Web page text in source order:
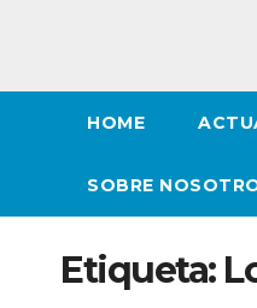
HOME
SOBRE
Etiqueta: